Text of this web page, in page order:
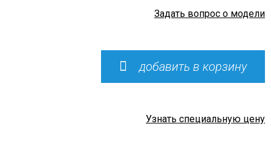
Задать вопрос о модели
добавить в корзину
Узнать специальную цену